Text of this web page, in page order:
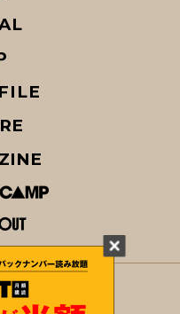
CORPORATION Co.,Ltd.